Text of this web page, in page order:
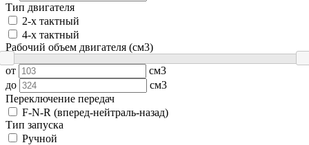
Тип двигателя
2-х тактный
4-х тактный
Рабочий объем двигателя (см3)
от
см3
до
см3
Переключение передач
F-N-R (вперед-нейтраль-назад)
Тип запуска
Ручной